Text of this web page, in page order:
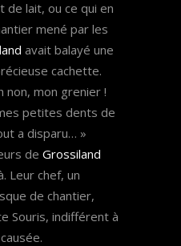
lait, ou ce qui en
mené par les
avait balayé une
cachette.
non, mon grenier !
petites dents de
a disparu… »
de Grossiland
Leur chef, un
de chantier,
Souris, indifférent à